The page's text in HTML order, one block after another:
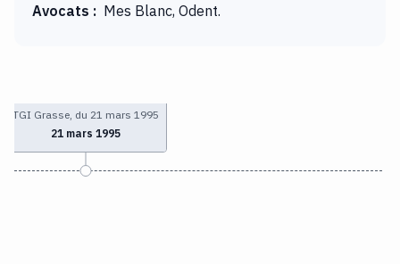
Avocats : Mes Blanc, Odent.
TGI Grasse, du 21 mars 1995
21 mars 1995